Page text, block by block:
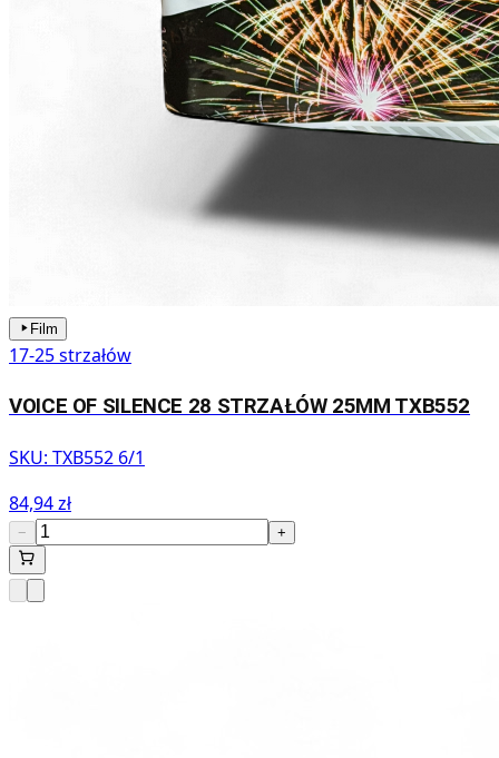
Film
17-25 strzałów
VOICE OF SILENCE 28 STRZAŁÓW 25MM TXB552
SKU: TXB552 6/1
84,94 zł
− +